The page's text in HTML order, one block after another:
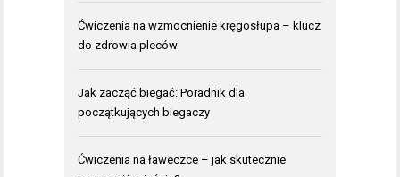
Ćwiczenia na wzmocnienie kręgosłupa – klucz
do zdrowia pleców
Jak zacząć biegać: Poradnik dla
początkujących biegaczy
Ćwiczenia na ławeczce – jak skutecznie